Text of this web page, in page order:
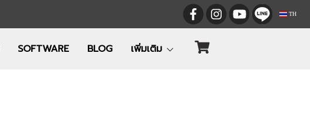
TH
SOFTWARE BLOG เพิ่มเติม